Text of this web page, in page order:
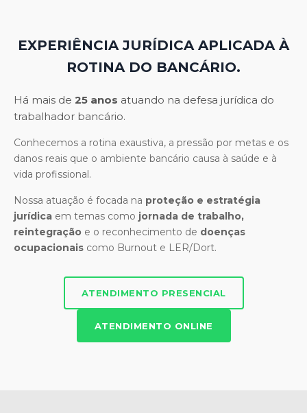
EXPERIÊNCIA JURÍDICA APLICADA À
ROTINA DO BANCÁRIO.
Há mais de 25 anos atuando na defesa jurídica do
trabalhador bancário.
Conhecemos a rotina exaustiva, a pressão por metas e os
danos reais que o ambiente bancário causa à saúde e à
vida profissional.
Nossa atuação é focada na proteção e estratégia
jurídica em temas como jornada de trabalho,
reintegração e o reconhecimento de doenças
ocupacionais como Burnout e LER/Dort.
ATENDIMENTO PRESENCIAL
ATENDIMENTO ONLINE